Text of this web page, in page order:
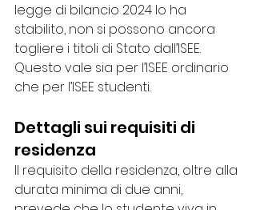
legge di bilancio 2024 lo ha
stabilito, non si possono ancora
togliere i titoli di Stato dall’ISEE.
Questo vale sia per l’ISEE ordinario
che per l’ISEE studenti.
Dettagli sui requisiti di
residenza
Il requisito della residenza, oltre alla
durata minima di due anni,